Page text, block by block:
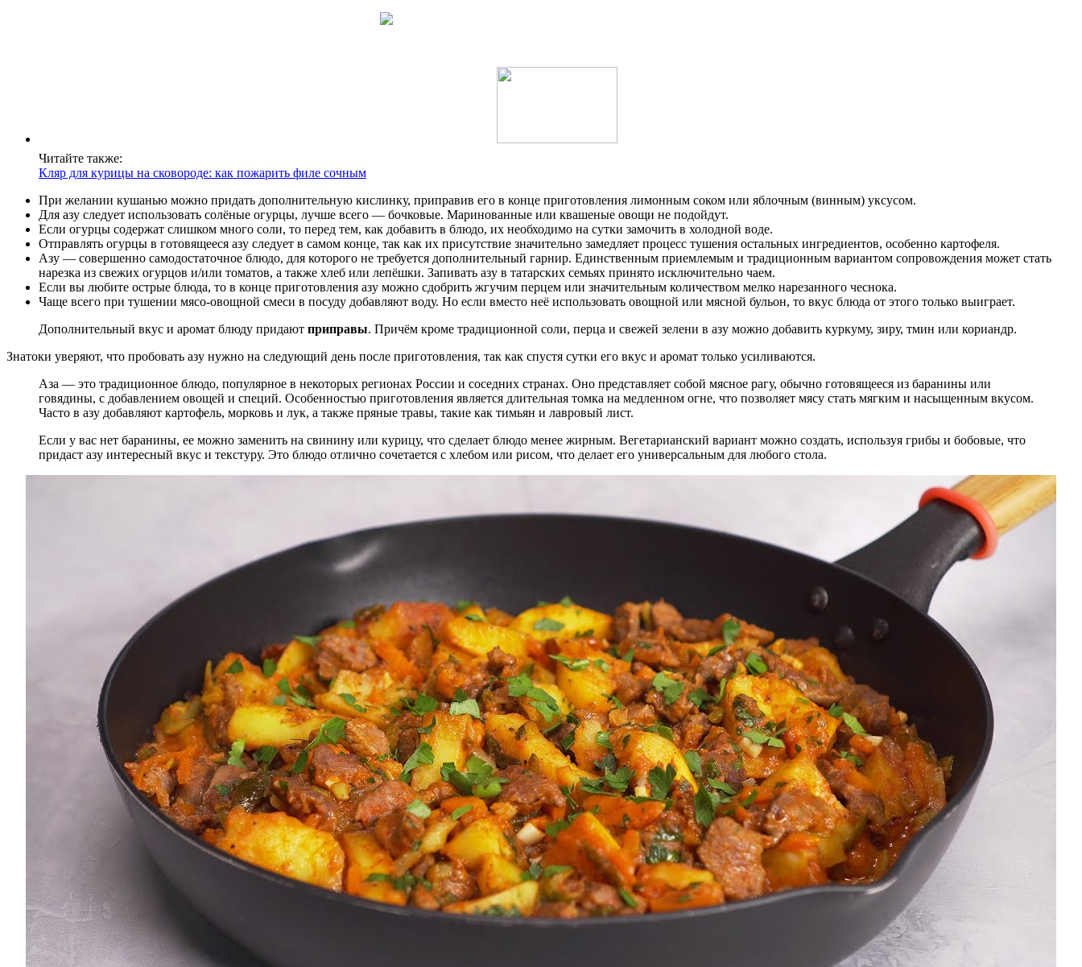
Читайте также:
Кляр для курицы на сковороде: как пожарить филе сочным
При желании кушанью можно придать дополнительную кислинку, приправив его в конце приготовления лимонным соком или яблочным (винным) уксусом.
Для азу следует использовать солёные огурцы, лучше всего — бочковые. Маринованные или квашеные овощи не подойдут.
Если огурцы содержат слишком много соли, то перед тем, как добавить в блюдо, их необходимо на сутки замочить в холодной воде.
Отправлять огурцы в готовящееся азу следует в самом конце, так как их присутствие значительно замедляет процесс тушения остальных ингредиентов, особенно картофеля.
Азу — совершенно самодостаточное блюдо, для которого не требуется дополнительный гарнир. Единственным приемлемым и традиционным вариантом сопровождения может стать
нарезка из свежих огурцов и/или томатов, а также хлеб или лепёшки. Запивать азу в татарских семьях принято исключительно чаем.
Если вы любите острые блюда, то в конце приготовления азу можно сдобрить жгучим перцем или значительным количеством мелко нарезанного чеснока.
Чаще всего при тушении мясо-овощной смеси в посуду добавляют воду. Но если вместо неё использовать овощной или мясной бульон, то вкус блюда от этого только выиграет.
Дополнительный вкус и аромат блюду придают приправы. Причём кроме традиционной соли, перца и свежей зелени в азу можно добавить куркуму, зиру, тмин или кориандр.
Знатоки уверяют, что пробовать азу нужно на следующий день после приготовления, так как спустя сутки его вкус и аромат только усиливаются.
Аза — это традиционное блюдо, популярное в некоторых регионах России и соседних странах. Оно представляет собой мясное рагу, обычно готовящееся из баранины или
говядины, с добавлением овощей и специй. Особенностью приготовления является длительная томка на медленном огне, что позволяет мясу стать мягким и насыщенным вкусом.
Часто в азу добавляют картофель, морковь и лук, а также пряные травы, такие как тимьян и лавровый лист.
Если у вас нет баранины, ее можно заменить на свинину или курицу, что сделает блюдо менее жирным. Вегетарианский вариант можно создать, используя грибы и бобовые, что
придаст азу интересный вкус и текстуру. Это блюдо отлично сочетается с хлебом или рисом, что делает его универсальным для любого стола.